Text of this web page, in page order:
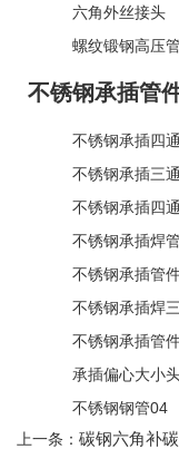
六角外丝接头
螺纹锻钢高压
不锈钢承插管
不锈钢承插四
不锈钢承插三通
不锈钢承插四
不锈钢承插焊
不锈钢承插管
不锈钢承插焊
不锈钢承插管
承插偏心大小
不锈钢钢管04
上一条： 碳钢六角补